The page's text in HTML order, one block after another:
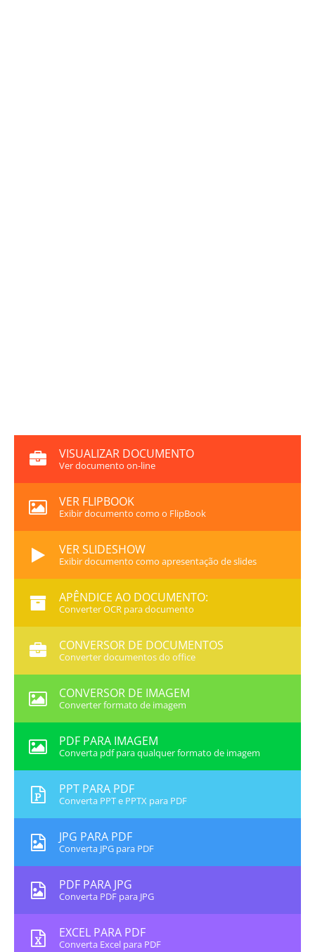
VISUALIZAR DOCUMENTO
Ver documento on-line
VER FLIPBOOK
Exibir documento como o FlipBook
VER SLIDESHOW
Exibir documento como apresentação de slides
APÊNDICE AO DOCUMENTO:
Converter OCR para documento
CONVERSOR DE DOCUMENTOS
Converter documentos do office
CONVERSOR DE IMAGEM
Converter formato de imagem
PDF PARA IMAGEM
Converta pdf para qualquer formato de imagem
PPT PARA PDF
Converta PPT e PPTX para PDF
JPG PARA PDF
Converta JPG para PDF
PDF PARA JPG
Converta PDF para JPG
EXCEL PARA PDF
Converta Excel para PDF